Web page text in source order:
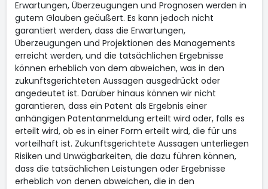
Erwartungen, Überzeugungen und Prognosen werden in
gutem Glauben geäußert. Es kann jedoch nicht
garantiert werden, dass die Erwartungen,
Überzeugungen und Projektionen des Managements
erreicht werden, und die tatsächlichen Ergebnisse
können erheblich von dem abweichen, was in den
zukunftsgerichteten Aussagen ausgedrückt oder
angedeutet ist. Darüber hinaus können wir nicht
garantieren, dass ein Patent als Ergebnis einer
anhängigen Patentanmeldung erteilt wird oder, falls es
erteilt wird, ob es in einer Form erteilt wird, die für uns
vorteilhaft ist. Zukunftsgerichtete Aussagen unterliegen
Risiken und Unwägbarkeiten, die dazu führen können,
dass die tatsächlichen Leistungen oder Ergebnisse
erheblich von denen abweichen, die in den